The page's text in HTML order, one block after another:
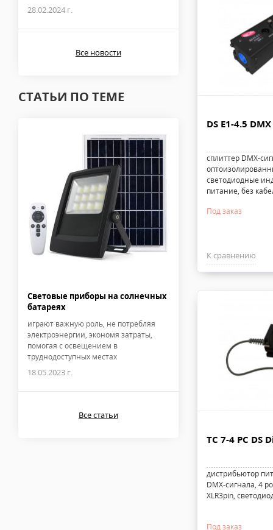
28.02.2024 г.
Все новости
СТАТЬИ ПО ТЕМЕ
Световые приборы на солнечных
батареях
играют важную роль, не потребляя
электроэнергии, экономя затраты,
помогая с освещением в
труднодоступных местах
18.05.2023 г.
Все статьи
DS E1-4.5
сплиттер DMX-
светодиодные
питание, без
Под заказ
К сравнению
TC 7-4 PC DS
дистрибьютор
DMX-сигнала, 4
XLR3pin,
Под заказ